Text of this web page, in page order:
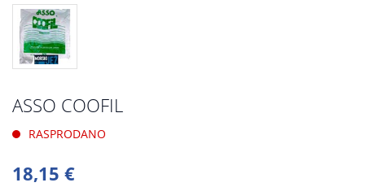
ASSO COOFIL
RASPRODANO
18,15 €